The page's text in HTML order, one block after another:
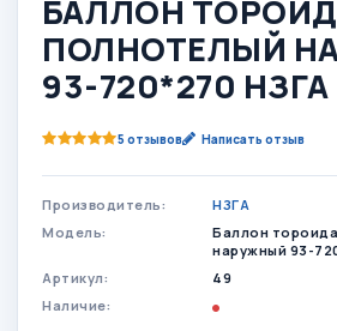
БАЛЛОН
ПОЛНОТЕЛЫЙ
93-720*270 НЗГА
5 отзывов Написать отзыв
Производитель:
НЗГА
Модель:
Баллон
наружный 93-
Артикул:
49
Наличие: